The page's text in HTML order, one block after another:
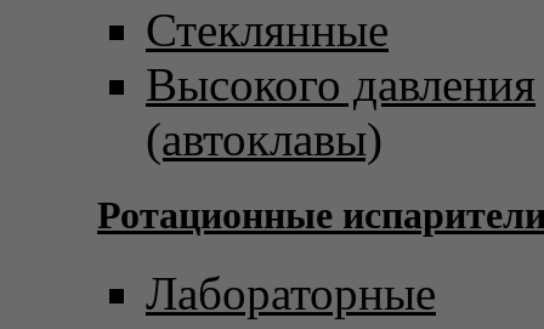
Стеклянные
Высокого давления
(автоклавы)
Ротационные
Лабораторные